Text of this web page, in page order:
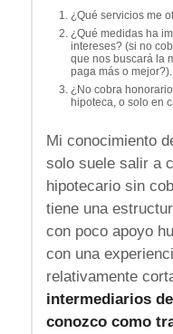
¿Qué servicios me
¿Qué medidas ha
intereses? (si no
que nos buscará la
paga más o mejor?).
¿No cobra
hipoteca, o solo en
Mi conocimiento
solo suele salir a
hipotecario sin
tiene una
con poco apoyo
con una
relativamente
intermediarios
conozco como